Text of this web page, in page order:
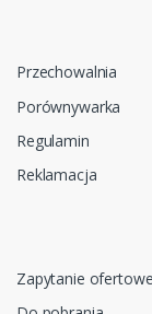
Przechowalnia
Porównywarka
Regulamin
Reklamacja
Zapytanie ofertowe